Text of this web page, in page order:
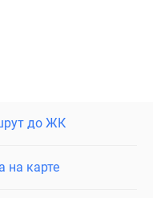
до ЖК
на карте